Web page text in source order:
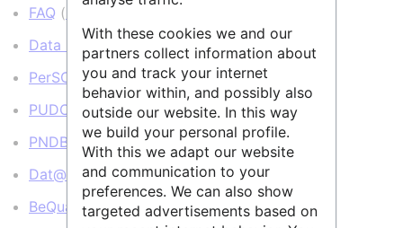
FAQ ( ← liens
Data INRAE
← liens)
PerSCiDO ( ← liens)
PUDC
← liens)
PNDB : Catalogue de métadonnées (← liens
Dat@OSU ( ← liens)
BeQuali
(← liens)
With these cookies we and our
partners collect information about
you and track your internet
behavior within, and possibly also
outside our website. In this way
we build your personal profile.
With this we adapt our website
and communication to your
preferences. We can also show
targeted advertisements based on